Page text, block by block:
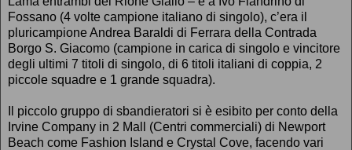
Fossano (4 volte campione italiano di singolo), c’era il
pluricampione Andrea Baraldi di Ferrara della Contrada
Borgo S. Giacomo (campione in carica di singolo e vincitore
degli ultimi 7 titoli di singolo, di 6 titoli italiani di coppia, 2
piccole squadre e 1 grande squadra).
Il piccolo gruppo di sbandieratori si è esibito per conto della
Irvine Company in 2 Mall (Centri commerciali) di Newport
Beach come Fashion Island e Crystal Cove, facendo vari